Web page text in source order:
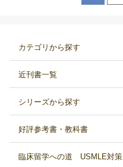
カテゴリから探す
近刊書一覧
シリーズから探す
好評参考書・教科書
臨床留学への道 USMLE対策